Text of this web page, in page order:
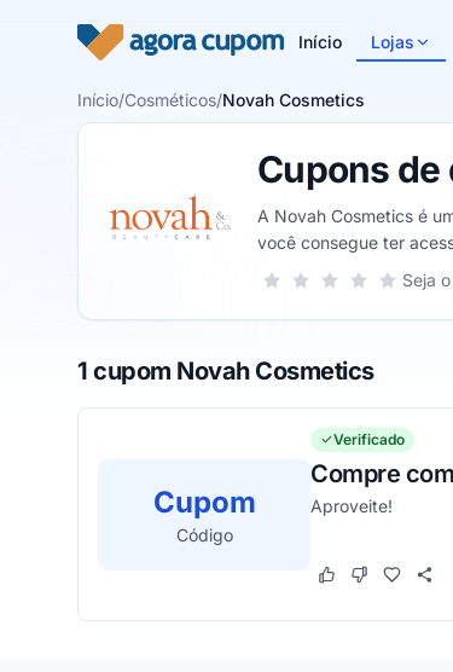
Início Lojas
Início/Cosméticos/Novah Cosmetics
Cupons
A Novah Cosmetics é
você consegue ter
Sua nota para Novah
5
4 estrelas
3 estrelas
2 estrelas
1 estrela Seja
1 cupom Novah Cosmetics
Cupom
Código
Verificado
Compre
Aproveite!
Este cupom
Este cupom